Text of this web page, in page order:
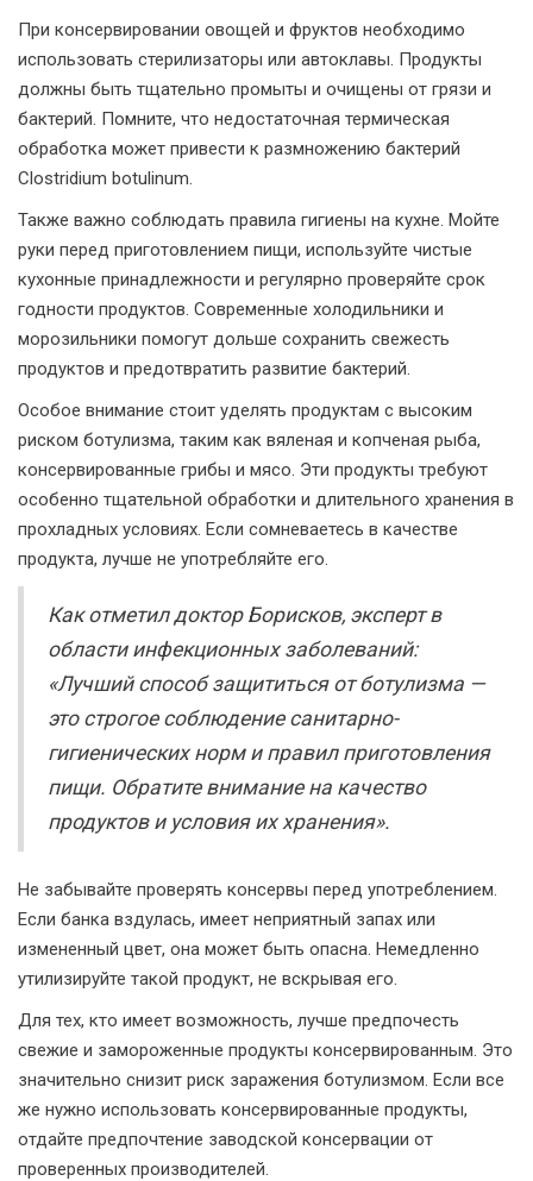
При консервировании овощей и фруктов необходимо
использовать стерилизаторы или автоклавы. Продукты
должны быть тщательно промыты и очищены от грязи и
бактерий. Помните, что недостаточная термическая
обработка может привести к размножению бактерий
Clostridium botulinum.
Также важно соблюдать правила гигиены на кухне. Мойте
руки перед приготовлением пищи, используйте чистые
кухонные принадлежности и регулярно проверяйте срок
годности продуктов. Современные холодильники и
морозильники помогут дольше сохранить свежесть
продуктов и предотвратить развитие бактерий.
Особое внимание стоит уделять продуктам с высоким
риском ботулизма, таким как вяленая и копченая рыба,
консервированные грибы и мясо. Эти продукты требуют
особенно тщательной обработки и длительного хранения в
прохладных условиях. Если сомневаетесь в качестве
продукта, лучше не употребляйте его.
Как отметил доктор Борисков, эксперт в
области инфекционных заболеваний:
«Лучший способ защититься от ботулизма —
это строгое соблюдение санитарно-
гигиенических норм и правил приготовления
пищи. Обратите внимание на качество
продуктов и условия их хранения».
Не забывайте проверять консервы перед употреблением.
Если банка вздулась, имеет неприятный запах или
измененный цвет, она может быть опасна. Немедленно
утилизируйте такой продукт, не вскрывая его.
Для тех, кто имеет возможность, лучше предпочесть
свежие и замороженные продукты консервированным. Это
значительно снизит риск заражения ботулизмом. Если все
же нужно использовать консервированные продукты,
отдайте предпочтение заводской консервации от
проверенных производителей.